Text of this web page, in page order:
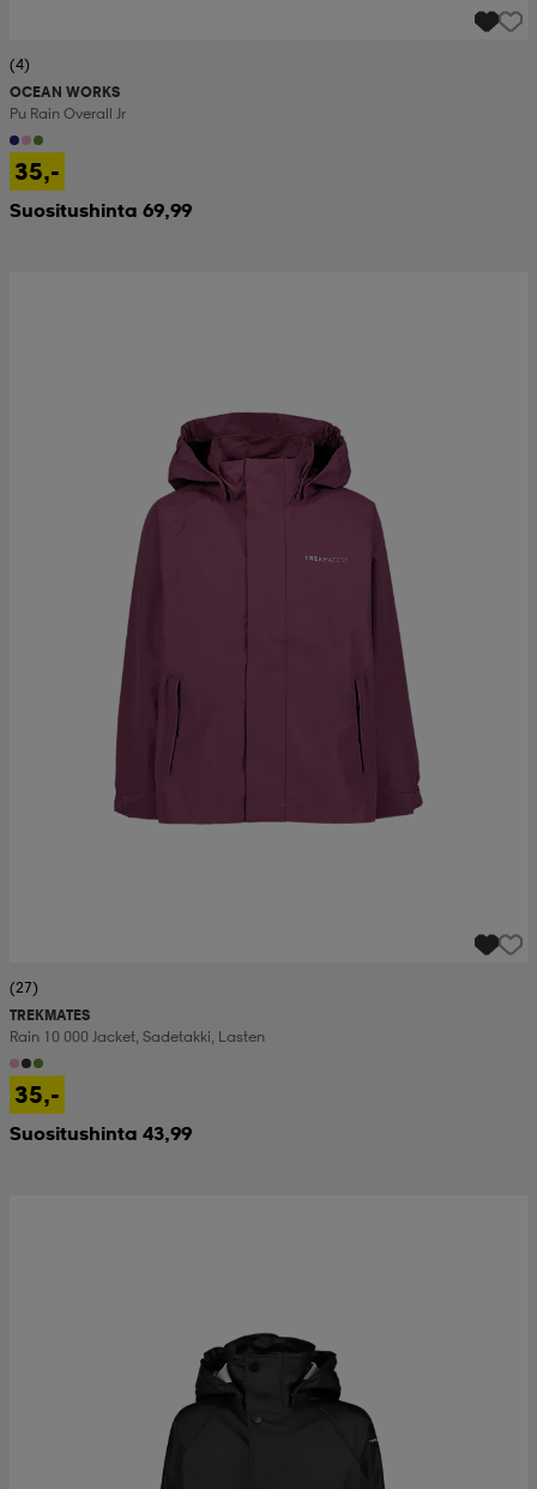
(4)
OCEAN WORKS
Pu Rain Overall Jr
35,-
Suositushinta 69,99
(27)
TREKMATES
Rain 10 000 Jacket, Sadetakki, Lasten
35,-
Suositushinta 43,99